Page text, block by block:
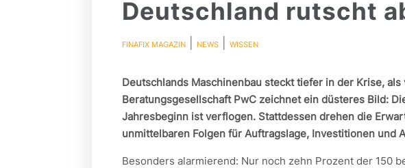
Deutschland rutscht
FINAFIX MAGAZIN NEWS |WISSEN
Deutschlands Maschinenbau steckt tiefer in der Krise,
Beratungsgesellschaft PwC zeichnet ein düsteres Bild:
Jahresbeginn ist verflogen. Stattdessen drehen die
unmittelbaren Folgen für Auftragslage, Investitionen und
Besonders alarmierend: Nur noch zehn Prozent der 150